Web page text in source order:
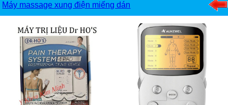
Máy massage xung điện miếng dán